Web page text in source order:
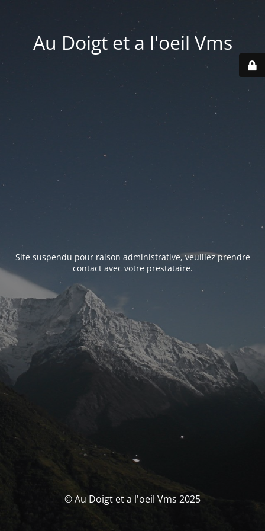
Au Doigt et a l'oeil Vms
Site suspendu pour raison administrative, veuillez prendre
contact avec votre prestataire.
© Au Doigt et a l'oeil Vms 2025